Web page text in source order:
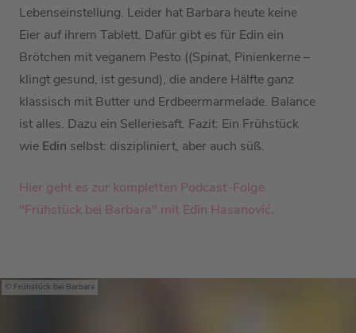
Lebenseinstellung. Leider hat Barbara heute keine
Eier auf ihrem Tablett. Dafür gibt es für Edin ein
Brötchen mit veganem Pesto ((Spinat, Pinienkerne –
klingt gesund, ist gesund), die andere Hälfte ganz
klassisch mit Butter und Erdbeermarmelade. Balance
ist alles. Dazu ein Selleriesaft. Fazit: Ein Frühstück
wie Edin selbst: diszipliniert, aber auch süß.
Hier geht es zur kompletten Podcast-Folge
"Frühstück bei Barbara" mit Edin Hasanović.
Frühstück bei Barbara